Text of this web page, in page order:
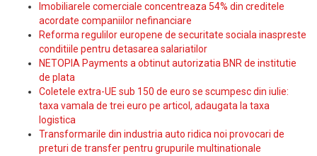
Imobiliarele comerciale concentreaza 54% din creditele
acordate companiilor nefinanciare
Reforma regulilor europene de securitate sociala inaspreste
conditiile pentru detasarea salariatilor
NETOPIA Payments a obtinut autorizatia BNR de institutie
de plata
Coletele extra-UE sub 150 de euro se scumpesc din iulie:
taxa vamala de trei euro pe articol, adaugata la taxa
logistica
Transformarile din industria auto ridica noi provocari de
preturi de transfer pentru grupurile multinationale